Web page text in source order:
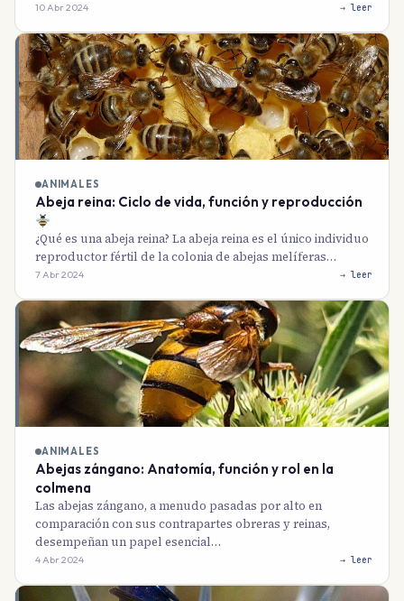
10 Abr 2024 → leer
ANIMALES
Abeja reina: Ciclo de vida, función y reproducción
¿Qué es una abeja reina? La abeja reina es el único individuo
reproductor fértil de la colonia de abejas melíferas…
7 Abr 2024 → leer
ANIMALES
Abejas zángano: Anatomía, función y rol en la
colmena
Las abejas zángano, a menudo pasadas por alto en
comparación con sus contrapartes obreras y reinas,
desempeñan un papel esencial…
4 Abr 2024 → leer